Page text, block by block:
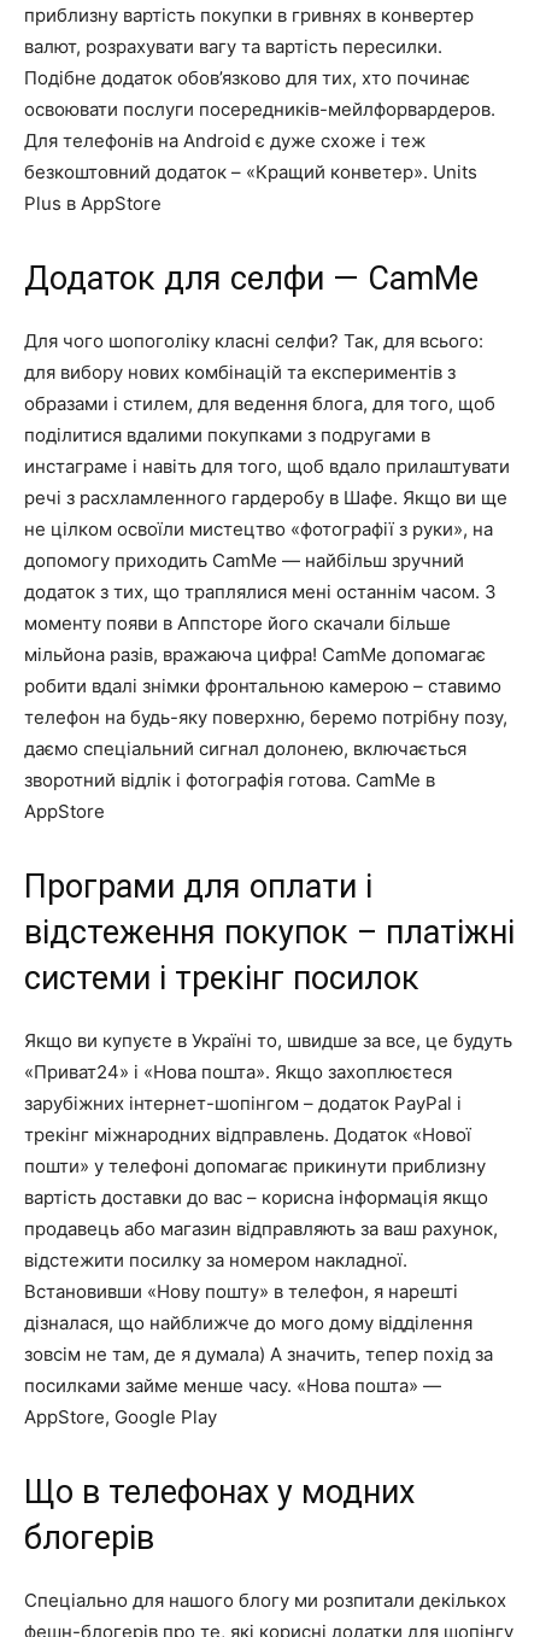
приблизну вартість покупки в гривнях в конвертер
валют, розрахувати вагу та вартість пересилки.
Подібне додаток обов’язково для тих, хто починає
освоювати послуги посередників-мейлфорвардеров.
Для телефонів на Android є дуже схоже і теж
безкоштовний додаток – «Кращий конветер». Units
Plus в AppStore
Додаток для селфи — CamMe
Для чого шопоголіку класні селфи? Так, для всього:
для вибору нових комбінацій та експериментів з
образами і стилем, для ведення блога, для того, щоб
поділитися вдалими покупками з подругами в
инстаграме і навіть для того, щоб вдало прилаштувати
речі з расхламленного гардеробу в Шафе. Якщо ви ще
не цілком освоїли мистецтво «фотографії з руки», на
допомогу приходить CamMe — найбільш зручний
додаток з тих, що траплялися мені останнім часом. З
моменту появи в Аппсторе його скачали більше
мільйона разів, вражаюча цифра! CamMe допомагає
робити вдалі знімки фронтальною камерою – ставимо
телефон на будь-яку поверхню, беремо потрібну позу,
даємо спеціальний сигнал долонею, включається
зворотний відлік і фотографія готова. CamMe в
AppStore
Програми для оплати і
відстеження покупок – платіжні
системи і трекінг посилок
Якщо ви купуєте в Україні то, швидше за все, це будуть
«Приват24» і «Нова пошта». Якщо захоплюєтеся
зарубіжних інтернет-шопінгом – додаток PayPal і
трекінг міжнародних відправлень. Додаток «Нової
пошти» у телефоні допомагає прикинути приблизну
вартість доставки до вас – корисна інформація якщо
продавець або магазин відправляють за ваш рахунок,
відстежити посилку за номером накладної.
Встановивши «Нову пошту» в телефон, я нарешті
дізналася, що найближче до мого дому відділення
зовсім не там, де я думала) А значить, тепер похід за
посилками займе менше часу. «Нова пошта» —
AppStore, Google Play
Що в телефонах у модних
блогерів
Спеціально для нашого блогу ми розпитали декількох
фешн-блогерів про те, які корисні додатки для шопінгу